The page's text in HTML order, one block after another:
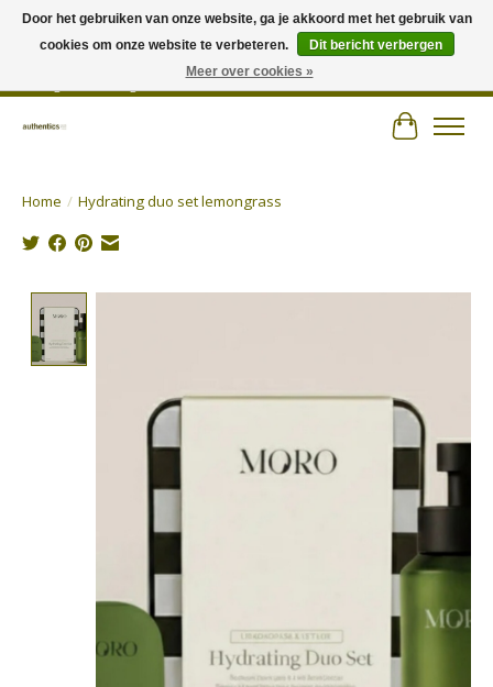
Wij hechten veel belang aan persoonlijk advies en zorgen voor jouw outfit! |
Authentics - Plezantstraat 22 - 9220 Hamme - Tel 052 25 67 00 - Open van
Home / Hydrating duo set lemongrass
Door het gebruiken van onze website, ga je akkoord met het gebruik van
cookies om onze website te verbeteren.
Dit bericht verbergen
Meer over cookies »